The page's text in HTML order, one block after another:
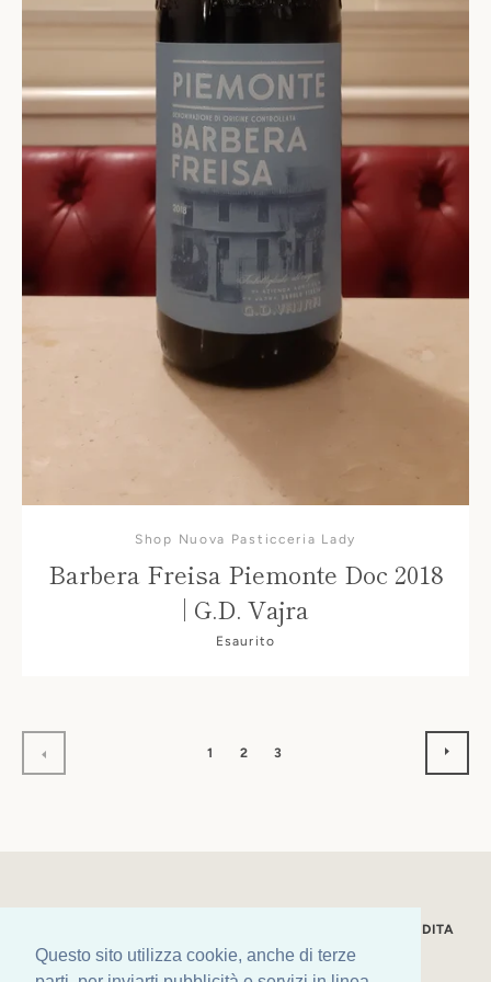
Questo sito utilizza cookie, anche di terze
Shop Nuova Pasticceria Lady
Barbera Freisa Piemonte Doc 2018
| G.D. Vajra
Esaurito
1 2 3
CONDIZIONI GENERALI DI VENDITA
SPEDIZIONI PRIVACY POLICY LEGAL